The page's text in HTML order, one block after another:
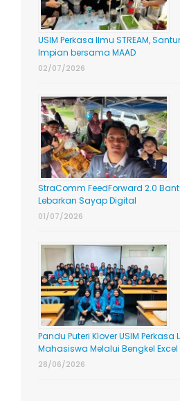
USIM Perkasa Ilmu STREAM,
Impian bersama MAAD
02/07/2026
StraComm FeedForward 2.0
Lebarkan Sayap Digital
01/07/2026
Pandu Puteri Klover USIM Perkasa
Mahasiswa Melalui Bengkel
28/06/2026